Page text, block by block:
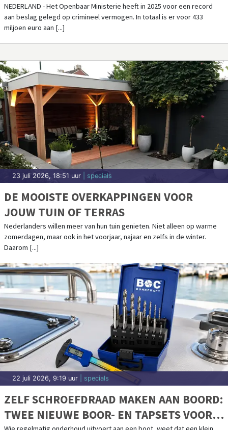
NEDERLAND - Het Openbaar Ministerie heeft in 2025 voor een record
aan beslag gelegd op crimineel vermogen. In totaal is er voor 433
miljoen euro aan [...]
23 juli 2026, 18:51 uur | specials
DE MOOISTE OVERKAPPINGEN VOOR
JOUW TUIN OF TERRAS
Nederlanders willen meer van hun tuin genieten. Niet alleen op warme
zomerdagen, maar ook in het voorjaar, najaar en zelfs in de winter.
Daarom [...]
22 juli 2026, 9:19 uur | specials
ZELF SCHROEFDRAAD MAKEN AAN BOORD:
TWEE NIEUWE BOOR- EN TAPSETS VOOR